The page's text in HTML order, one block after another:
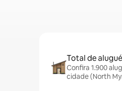
Total de
Confira 1.900
cidade (North